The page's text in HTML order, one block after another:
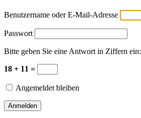
Benutzername oder E-Mail-Adresse
Passwort
Bitte geben Sie eine Antwort in Ziffern ein:
18 + 11 =
Angemeldet bleiben